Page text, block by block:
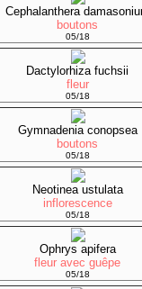
Cephalanthera
boutons
05/18
Dactylorhiza fuchsii
fleur
05/18
Gymnadenia conopsea
boutons
05/18
Neotinea ustulata
inflorescence
05/18
Ophrys apifera
fleur avec guêpe
05/18